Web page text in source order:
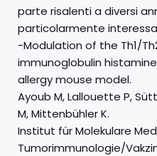
parte risalenti a diversi
particolarmente
-Modulation of the Th1/
immunoglobulin
allergy mouse model.
Ayoub M, Lallouette P,
M, Mittenbühler K.
Institut für Molekulare
Tumorimmunologie/